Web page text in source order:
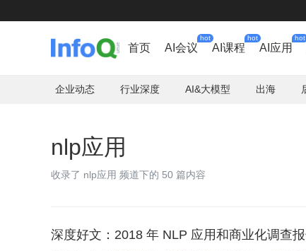
首页 AI会议
hot
AI课程
hot
AI应用
hot
企业动态 行业深度 AI&大模型 出海
nlp应用
收录了 nlp应用 频道下的 50 篇内容
深度好文：2018 年 NLP 应用和商业化调查